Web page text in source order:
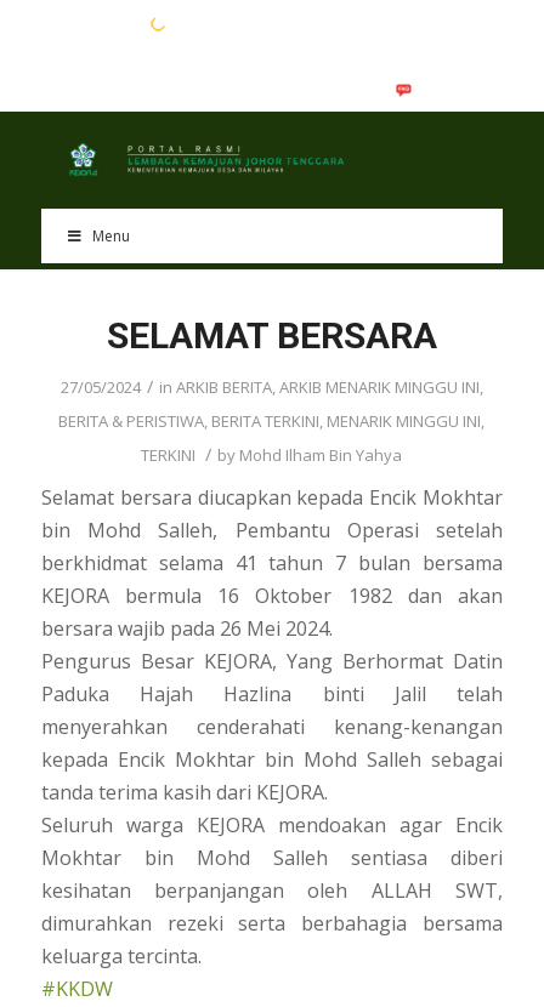
Menu
SELAMAT BERSARA
27/05/2024 / in ARKIB BERITA,ARKIB MENARIK MINGGU INI,
BERITA & PERISTIWA, BERITA TERKINI, MENARIK MINGGU INI,
TERKINI / by Mohd Ilham Bin Yahya
Selamat bersara diucapkan kepada Encik Mokhtar
bin Mohd Salleh, Pembantu Operasi setelah
berkhidmat selama 41 tahun 7 bulan bersama
KEJORA bermula 16 Oktober 1982 dan akan
bersara wajib pada 26 Mei 2024.
Pengurus Besar KEJORA, Yang Berhormat Datin
Paduka Hajah Hazlina binti Jalil telah
menyerahkan cenderahati kenang-kenangan
kepada Encik Mokhtar bin Mohd Salleh sebagai
tanda terima kasih dari KEJORA.
Seluruh warga KEJORA mendoakan agar Encik
Mokhtar bin Mohd Salleh sentiasa diberi
kesihatan berpanjangan oleh ALLAH SWT,
dimurahkan rezeki serta berbahagia bersama
keluarga tercinta.
#KKDW